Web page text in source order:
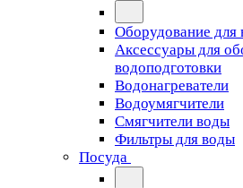
Оборудование для
Аксессуары для
водоподготовки
Водонагреватели
Водоумягчители
Смягчители воды
Фильтры для воды
Посуда